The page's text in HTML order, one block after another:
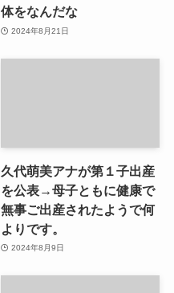
体をなんだな
2024年8月21日
久代萌美アナが第１子出産
を公表→母子ともに健康で
無事ご出産されたようで何
よりです。
2024年8月9日